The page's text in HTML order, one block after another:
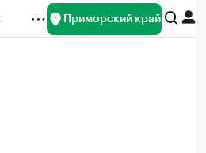
Приморский край